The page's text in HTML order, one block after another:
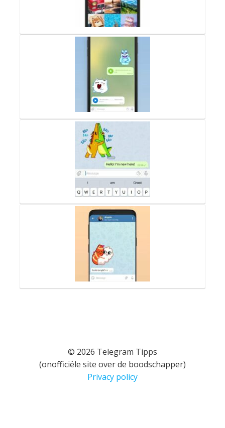
© 2026 Telegram Tipps
(onofficiële site over de boodschapper)
Privacy policy